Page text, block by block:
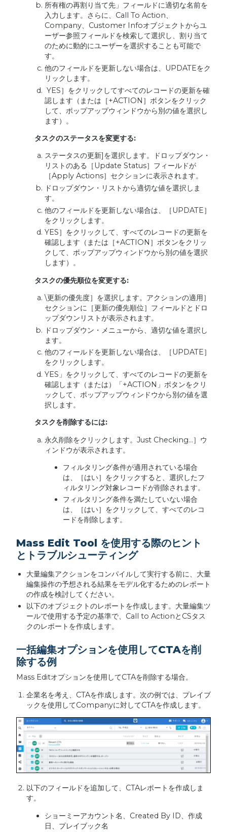
所有権の再割り当て先」フィールドに適切な名前を
入力します。さらに、Call To Action、
Company、Customer Infoオブジェクトからユ
ーザー参照フィールドを検索して選択し、割り当て
のために動的にユーザーを選択することも可能で
す。
他のフィールドを更新しない場合は、UPDATEをク
リックします。
YES］をクリックしてすべてのレコードの更新を確
認します（または［+ACTION］ボタンをクリック
して、ポップアップウィンドウから別の値を選択し
ます）。
タスクのステータスを変更する:
ステータスの更新]を選択します。ドロップダウン・
リストのある［Update Status］フィールドが
［Apply Actions］セクションに表示されます。
ドロップダウン・リストから適切な値を選択しま
す。
他のフィールドを更新しない場合は、［UPDATE］
をクリックします。
YES］をクリックして、すべてのレコードの更新を
確認します（または［+ACTION］ボタンをクリッ
クして、ポップアップウィンドウから別の値を選択
します）。
タスクの優先順位を変更する:
\更新の優先度］を選択します。アクションの適用］
セクションに［更新の優先順位］フィールドとドロ
ップダウンリストが表示されます。
ドロップダウン・メニューから、適切な値を選択し
ます。
他のフィールドを更新しない場合は、［UPDATE］
をクリックします。
YES」をクリックして、すべてのレコードの更新を
確認します（または）「+ACTION」ボタンをクリ
ックして、ポップアップウィンドウから別の値を選
択します。
タスクを削除するには:
永久削除をクリックします。Just Checking...］ウ
ィンドウが表示されます。
フィルタリング条件が適用されている場合
は、［はい］をクリックすると、選択したフ
ィルタリング対象レコードが削除されます。
フィルタリング条件を満たしていない場合
は、［はい］をクリックして、すべてのレコ
ードを削除します。
Mass Edit Tool を使用する際のヒント
とトラブルシューティング
大量編集アクションをコンパイルして実行する前に、大量
編集操作の予想される結果をモデル化するためのレポート
の作成を検討してください。
以下のオブジェクトのレポートを作成します。大量編集ツ
ールで使用する予定の基準で、Call to ActionとCSタス
クのレポートを作成します。
一括編集オプションを使用してCTAを削
除する例
Mass Editオプションを使用してCTAを削除する場合。
企業名を考え、CTAを作成します。次の例では、プレイブ
ックを使用してCompanyに対してCTAを作成します。
以下のフィールドを追加して、CTAレポートを作成しま
す。
ショーミーアカウント名、Created By ID、作成
日、プレイブック名